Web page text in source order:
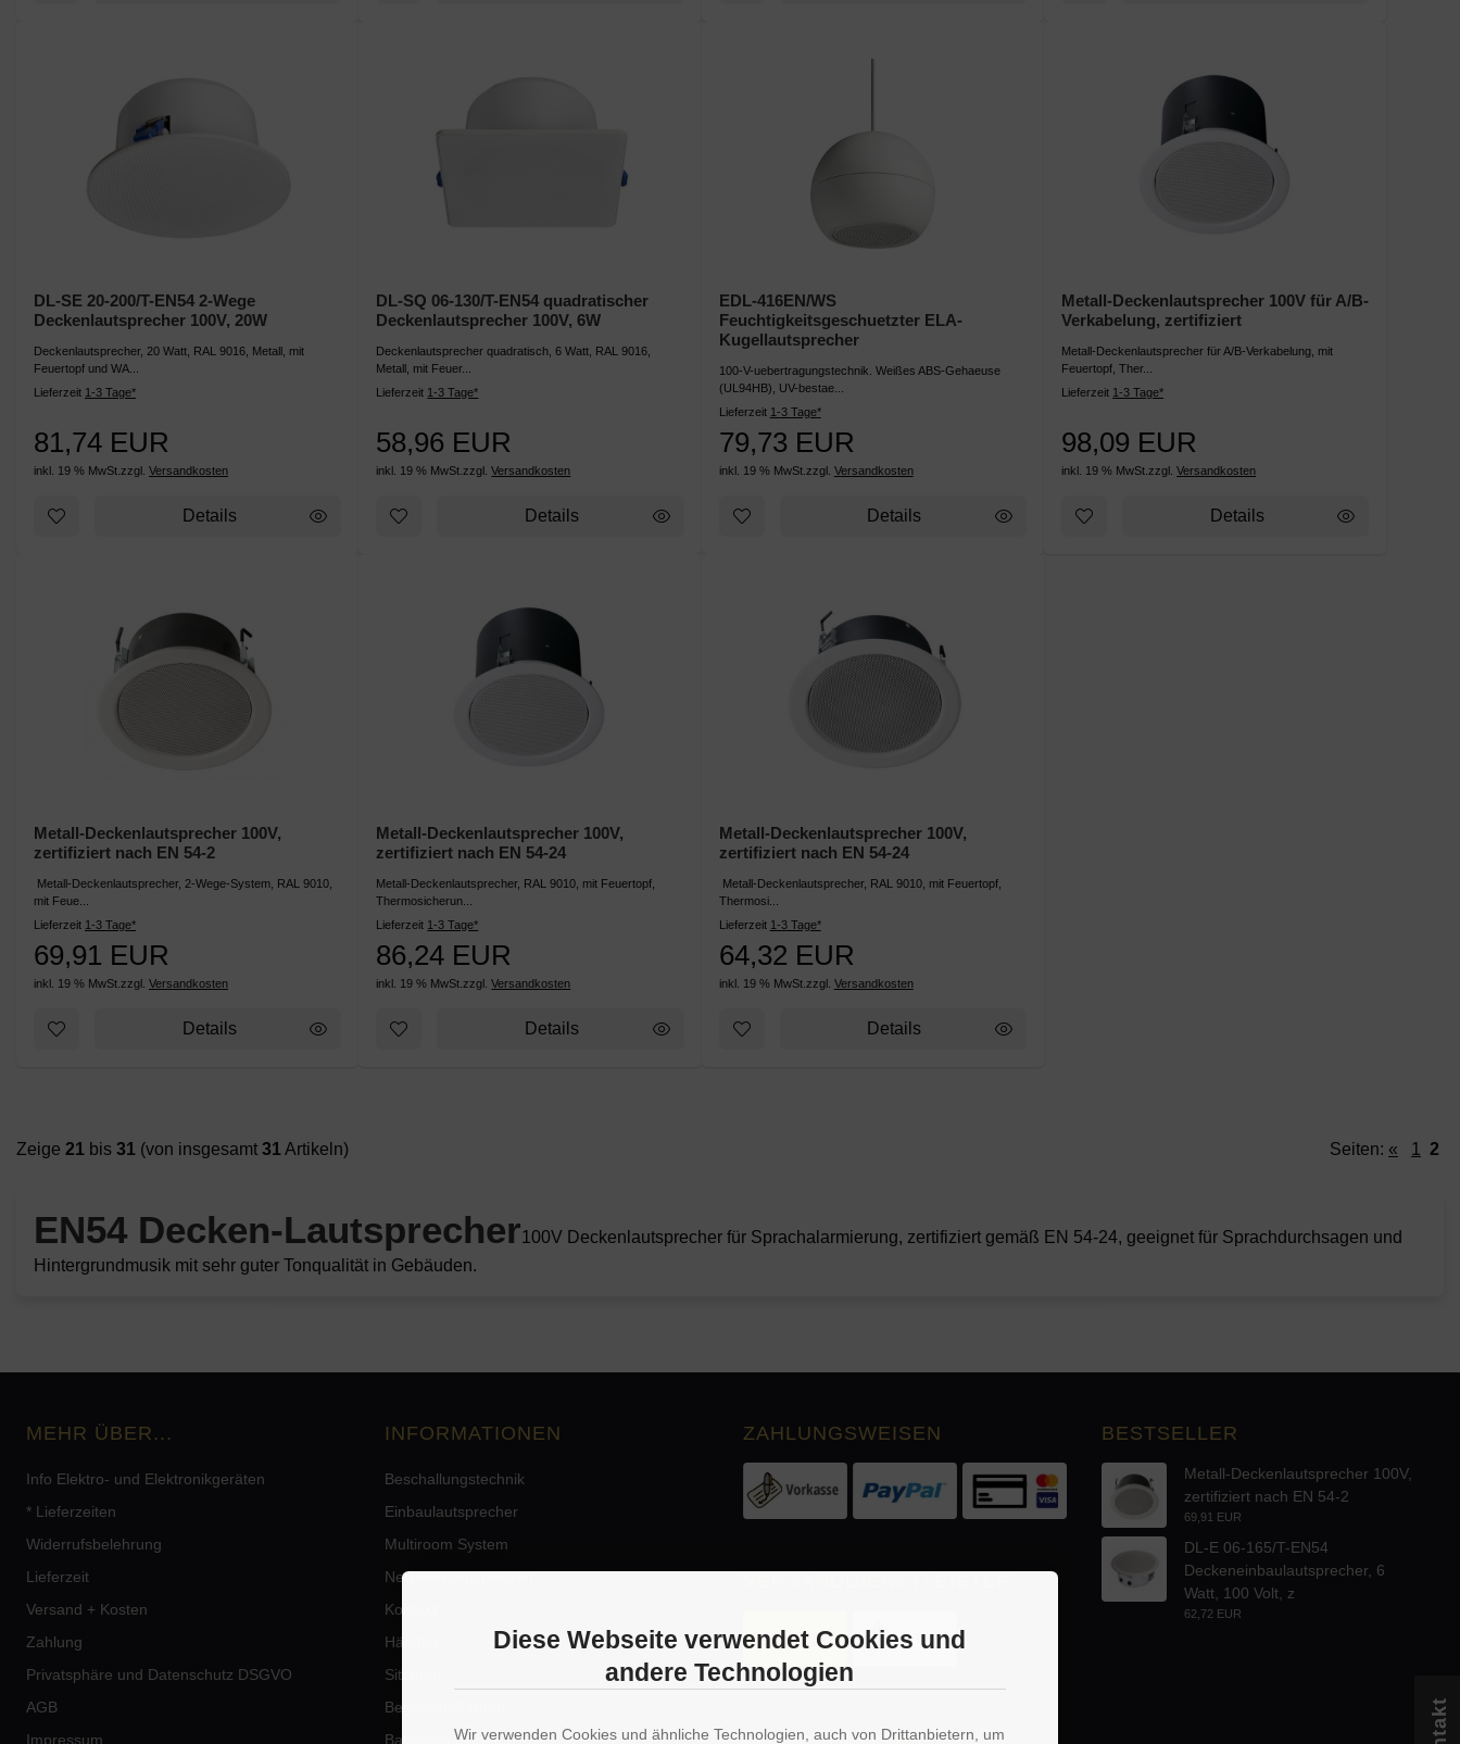
DL-SE 20-200/T-EN54 2-Wege
Deckenlautsprecher 100V, 20W
Deckenlautsprecher, 20 Watt, RAL 9016, Metall, mit
Feuertopf und WA...
Lieferzeit 1-3 Tage*
81,74 EUR
inkl. 19 % MwSt. zzgl. Versandkosten
Details
DL-SQ 06-130/T-EN54 quadratischer
Deckenlautsprecher 100V, 6W
Deckenlautsprecher quadratisch, 6 Watt, RAL 9016,
Metall, mit Feuer...
Lieferzeit 1-3 Tage*
58,96 EUR
inkl. 19 % MwSt. zzgl.Versandkosten
Details
EDL-416EN/WS
Feuchtigkeitsgeschuetzter ELA-
Kugellautsprecher
100-V-uebertragungstechnik. Weißes ABS-Gehaeuse
(UL94HB), UV-bestae...
Lieferzeit 1-3 Tage*
79,73 EUR
inkl. 19 % MwSt. zzgl. Versandkosten
Details
Metall-Deckenlautsprecher 100V für A/B-
Verkabelung, zertifiziert
Metall-Deckenlautsprecher für A/B-Verkabelung, mit
Feuertopf, Ther...
Lieferzeit 1-3 Tage*
98,09 EUR
inkl. 19 % MwSt. zzgl.Versandkosten
Details
Metall-Deckenlautsprecher 100V,
zertifiziert nach EN 54-2
Metall-Deckenlautsprecher, 2-Wege-System, RAL 9010,
mit Feue...
Lieferzeit 1-3 Tage*
69,91 EUR
inkl. 19 % MwSt. zzgl. Versandkosten
Details
Metall-Deckenlautsprecher 100V,
zertifiziert nach EN 54-24
Metall-Deckenlautsprecher, RAL 9010, mit Feuertopf,
Thermosicherun...
Lieferzeit 1-3 Tage*
86,24 EUR
inkl. 19 % MwSt. zzgl.Versandkosten
Details
Metall-Deckenlautsprecher 100V,
zertifiziert nach EN 54-24
Metall-Deckenlautsprecher, RAL 9010, mit Feuertopf,
Thermosi...
Lieferzeit 1-3 Tage*
64,32 EUR
inkl. 19 % MwSt. zzgl. Versandkosten
Details
Zeige 21 bis 31 (von insgesamt 31 Artikeln) Seiten: « 1 2
EN54 Decken-Lautsprecher100V Deckenlautsprecher für Sprachalarmierung, zertifiziert gemäß EN 54-24, geeignet für Sprachdurchsagen und
Hintergrundmusik mit sehr guter Tonqualität in Gebäuden.
MEHR ÜBER...
Info Elektro- und Elektronikgeräten
* Lieferzeiten
Widerrufsbelehrung
Lieferzeit
Versand + Kosten
Zahlung
Privatsphäre und Datenschutz DSGVO
AGB
Impressum
INFORMATIONEN
Beschallungstechnik
Einbaulautsprecher
Multiroom System
Netzwerklautsprecher
Kontakt
Händler
Sitemap
Behörden/Firmen
Batterieentsorgung
ZAHLUNGSWEISEN BESTSELLER
Metall-Deckenlautsprecher 100V,
zertifiziert nach EN 54-2
69,91 EUR
DL-E 06-165/T-EN54
Deckeneinbaulautsprecher, 6
Watt, 100 Volt, z
62,72 EUR
Diese Webseite verwendet Cookies und
andere Technologien
Wir verwenden Cookies und ähnliche Technologien, auch von Drittanbietern, um